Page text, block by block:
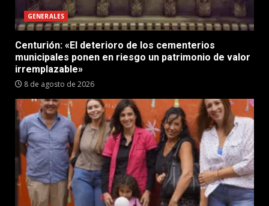
GENERALES
Centurión: «El deterioro de los cementerios
municipales ponen en riesgo un patrimonio de valor
irremplazable»
8 de agosto de 2026